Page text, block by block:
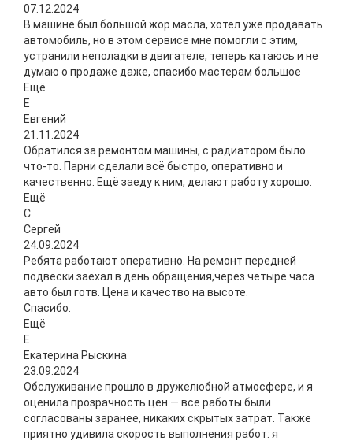
07.12.2024
В машине был большой жор масла, хотел уже продавать
автомобиль, но в этом сервисе мне помогли с этим,
устранили неполадки в двигателе, теперь катаюсь и не
думаю о продаже даже, спасибо мастерам большое
Ещё
Е
Евгений
21.11.2024
Обратился за ремонтом машины, с радиатором было
что-то. Парни сделали всё быстро, оперативно и
качественно. Ещё заеду к ним, делают работу хорошо.
Ещё
С
Сергей
24.09.2024
Ребята работают оперативно. На ремонт передней
подвески заехал в день обращения,через четыре часа
авто был готв. Цена и качество на высоте.
Спасибо.
Ещё
Е
Екатерина Рыскина
23.09.2024
Обслуживание прошло в дружелюбной атмосфере, и я
оценила прозрачность цен — все работы были
согласованы заранее, никаких скрытых затрат. Также
приятно удивила скорость выполнения работ: я